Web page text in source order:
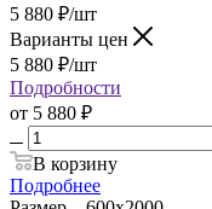
5 880 ₽/шт
Варианты цен
5 880 ₽/шт
Подробности
от 5 880 ₽
В корзину
Подробнее